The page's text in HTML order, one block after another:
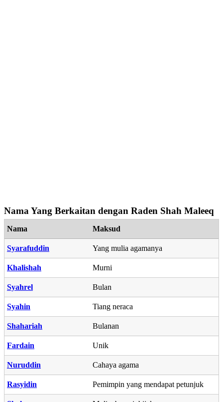
Nama Yang Berkaitan dengan Raden Shah Maleeq
Nama Maksud
Syarafuddin Yang mulia agamanya
Khalishah Murni
Syahrel Bulan
Syahin Tiang neraca
Shahariah Bulanan
Fardain Unik
Nuruddin Cahaya agama
Rasyidin Pemimpin yang mendapat petunjuk